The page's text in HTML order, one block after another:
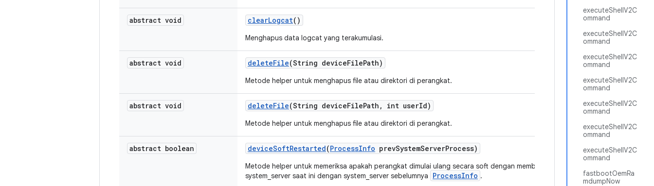
executeShellV2C
ommand
executeShellV2C
ommand
executeShellV2C
ommand
executeShellV2C
ommand
executeShellV2C
ommand
executeShellV2C
ommand
executeShellV2C
ommand
fastbootOemRa
mdumpNow
abstract void clearLogcat()
Menghapus data logcat yang terakumulasi.
abstract void deleteFile(String deviceFilePath)
Metode helper untuk menghapus file atau direktori di perangkat.
abstract void deleteFile(String deviceFilePath , int userId)
Metode helper untuk menghapus file atau direktori di perangkat.
abstract boolean deviceSoftRestarted(ProcessInfo prevSystemServerProcess)
Metode helper untuk memeriksa apakah perangkat dimulai ulang secara soft dengan membandingkan
system_server saat ini dengan system_server sebelumnya
ProcessInfo .